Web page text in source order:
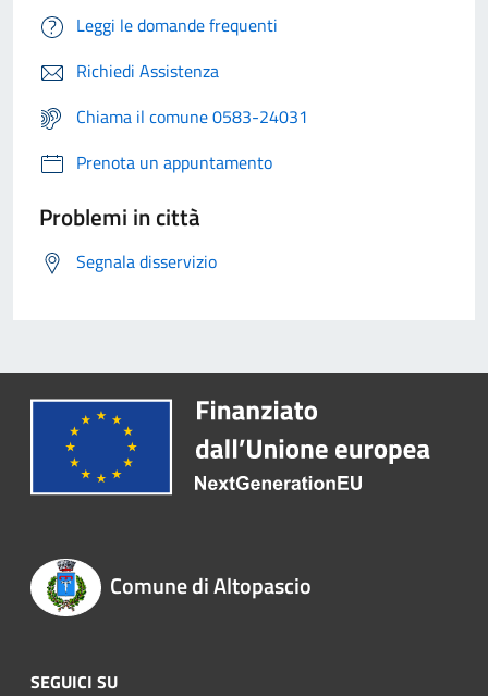
Leggi le domande frequenti
Richiedi Assistenza
Chiama il comune 0583-24031
Prenota un appuntamento
Problemi in città
Segnala disservizio
Comune di Altopascio
SEGUICI SU